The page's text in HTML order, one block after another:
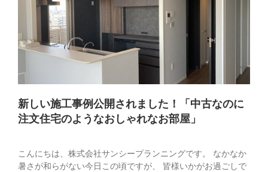
新しい施工事例公開されました！「中古なのに
注文住宅のようなおしゃれなお部屋」
こんにちは、株式会社サンシープランニングです。 なかなか
暑さが和らがない今日この頃ですが、 皆様いかがお過ごしで